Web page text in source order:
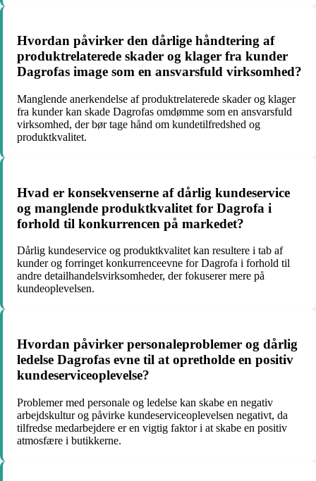
Hvordan påvirker den dårlige håndtering af
produktrelaterede skader og klager fra kunder
Dagrofas image som en ansvarsfuld virksomhed?
Manglende anerkendelse af produktrelaterede skader og klager
fra kunder kan skade Dagrofas omdømme som en ansvarsfuld
virksomhed, der bør tage hånd om kundetilfredshed og
produktkvalitet.
Hvad er konsekvenserne af dårlig kundeservice
og manglende produktkvalitet for Dagrofa i
forhold til konkurrencen på markedet?
Dårlig kundeservice og produktkvalitet kan resultere i tab af
kunder og forringet konkurrenceevne for Dagrofa i forhold til
andre detailhandelsvirksomheder, der fokuserer mere på
kundeoplevelsen.
Hvordan påvirker personaleproblemer og dårlig
ledelse Dagrofas evne til at opretholde en positiv
kundeserviceoplevelse?
Problemer med personale og ledelse kan skabe en negativ
arbejdskultur og påvirke kundeserviceoplevelsen negativt, da
tilfredse medarbejdere er en vigtig faktor i at skabe en positiv
atmosfære i butikkerne.